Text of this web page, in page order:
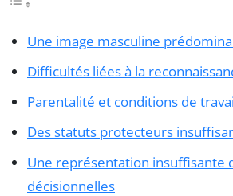
Une image masculine
Difficultés liées à la
Parentalité et conditions de
Des statuts protecteurs
Une représentation insuffisante
décisionnelles